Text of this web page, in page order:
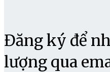
Đăng ký để
lượng qua